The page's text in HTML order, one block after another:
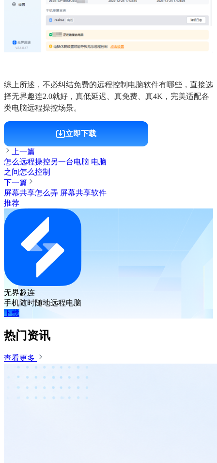
综上所述，不必纠结免费的远程控制电脑软件有哪些，直接选
择无界趣连2.0就好，真低延迟、真免费、真4K，完美适配各
类电脑远程操控场景。
立即下载
上一篇
怎么远程操控另一台电脑 电脑
之间怎么控制
下一篇
屏幕共享怎么弄 屏幕共享软件
推荐
无界趣连
手机随时随地远程电脑
下载
热门资讯
查看更多